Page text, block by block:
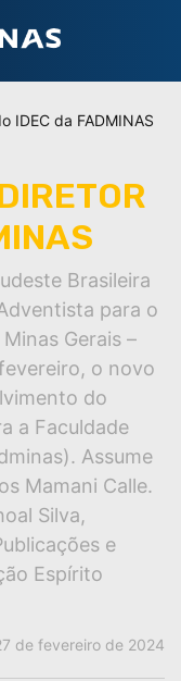
IDEC da FADMINAS
Brasileira
para o
Gerais –
o novo
do
a Faculdade
Assume
Mamani Calle.
Silva,
e
Espírito
de fevereiro de 2024